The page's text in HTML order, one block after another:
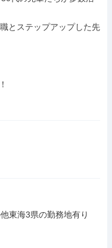
ステップアップした先
東海3県の勤務地有り